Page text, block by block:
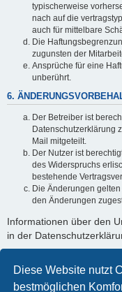
Diese Website nutzt
bestmöglichen
typischerweise
nach auf die
auch für mittelbare
Die
zugunsten der
Ansprüche für eine
unberührt.
6.
Der Betreiber ist
Datenschutzerklärung
Mail mitgeteilt.
Der Nutzer ist
des Widerspruchs
bestehende
Die Änderungen
den Änderungen
Informationen über den
in der